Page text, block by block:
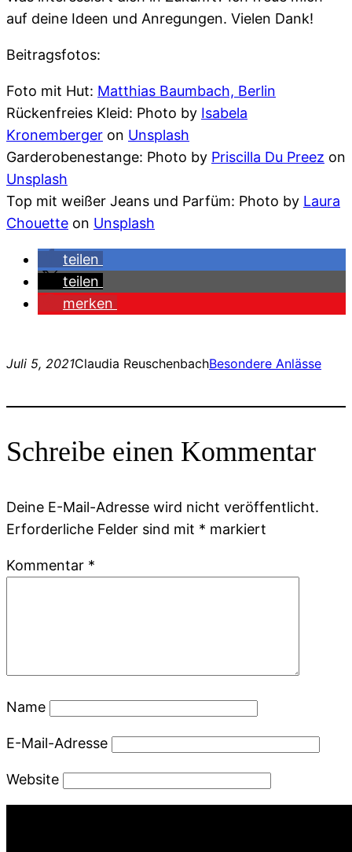
auf deine Ideen und Anregungen. Vielen Dank!
Beitragsfotos:
Foto mit Hut: Matthias Baumbach, Berlin
Rückenfreies Kleid: Photo by Isabela
Kronemberger on Unsplash
Garderobenestange: Photo by Priscilla Du Preez on
Unsplash
Top mit weißer Jeans und Parfüm: Photo by Laura
Chouette on Unsplash
teilen
teilen
merken
Juli 5, 2021Claudia ReuschenbachBesondere Anlässe
Schreibe einen Kommentar
Deine E-Mail-Adresse wird nicht veröffentlicht.
Erforderliche Felder sind mit * markiert
Kommentar *
Name
E-Mail-Adresse
Website